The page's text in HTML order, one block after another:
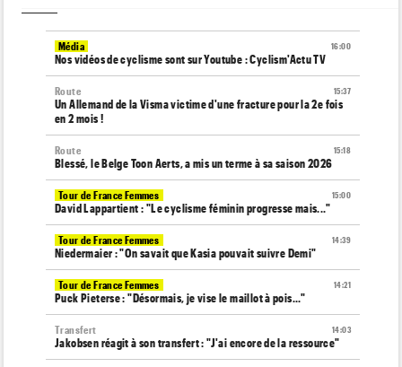
16:00
Média
Nos vidéos de cyclisme sont sur Youtube : Cyclism'Actu TV
15:37
Route
Un Allemand de la Visma victime d'une fracture pour la 2e fois
en 2 mois !
15:18
Route
Blessé, le Belge Toon Aerts, a mis un terme à sa saison 2026
15:00
Tour de France Femmes
David Lappartient : "Le cyclisme féminin progresse mais..."
14:39
Tour de France Femmes
Niedermaier : "On savait que Kasia pouvait suivre Demi"
14:21
Tour de France Femmes
Puck Pieterse : "Désormais, je vise le maillot à pois..."
14:03
Transfert
Jakobsen réagit à son transfert : "J'ai encore de la ressource"